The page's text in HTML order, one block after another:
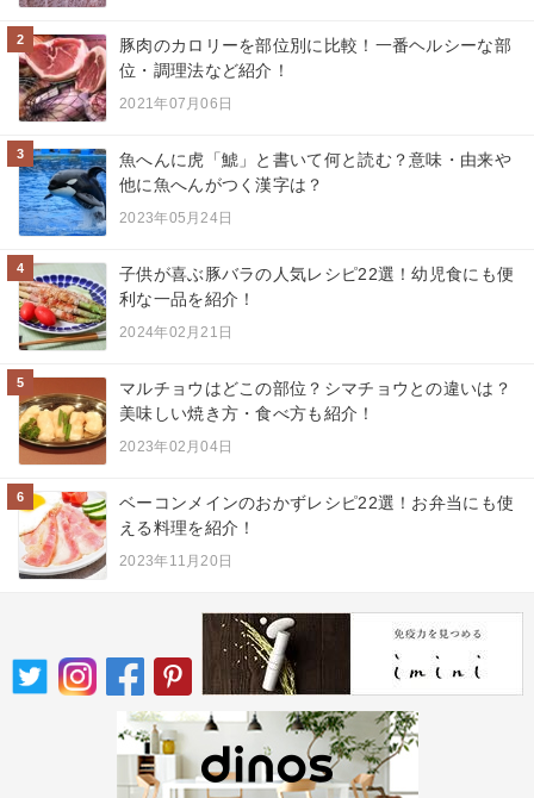
2
豚肉のカロリーを部位別に比較！一番ヘルシーな部
位・調理法など紹介！
2021年07月06日
3
魚へんに虎「鯱」と書いて何と読む？意味・由来や
他に魚へんがつく漢字は？
2023年05月24日
4
子供が喜ぶ豚バラの人気レシピ22選！幼児食にも便
利な一品を紹介！
2024年02月21日
5
マルチョウはどこの部位？シマチョウとの違いは？
美味しい焼き方・食べ方も紹介！
2023年02月04日
6
ベーコンメインのおかずレシピ22選！お弁当にも使
える料理を紹介！
2023年11月20日